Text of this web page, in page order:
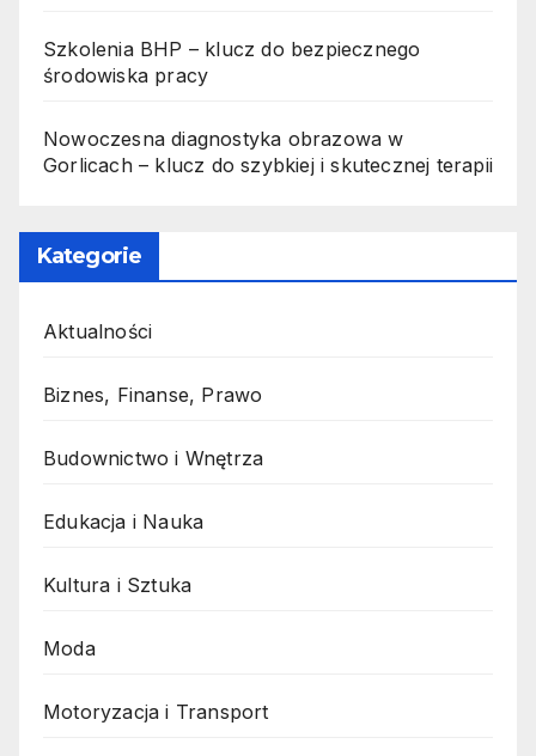
Szkolenia BHP – klucz do bezpiecznego
środowiska pracy
Nowoczesna diagnostyka obrazowa w
Gorlicach – klucz do szybkiej i skutecznej terapii
Kategorie
Aktualności
Biznes, Finanse, Prawo
Budownictwo i Wnętrza
Edukacja i Nauka
Kultura i Sztuka
Moda
Motoryzacja i Transport